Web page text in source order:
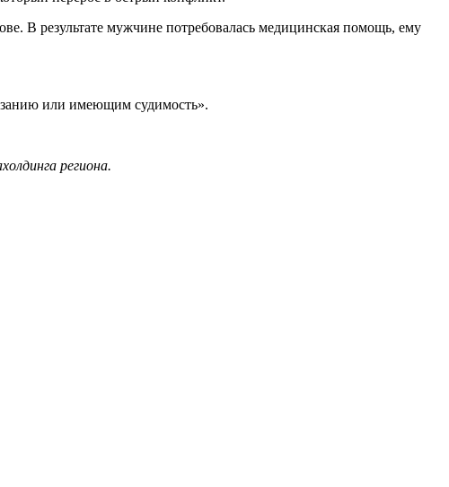
В результате мужчине потребовалась медицинская помощь, ему
или имеющим судимость».
региона.